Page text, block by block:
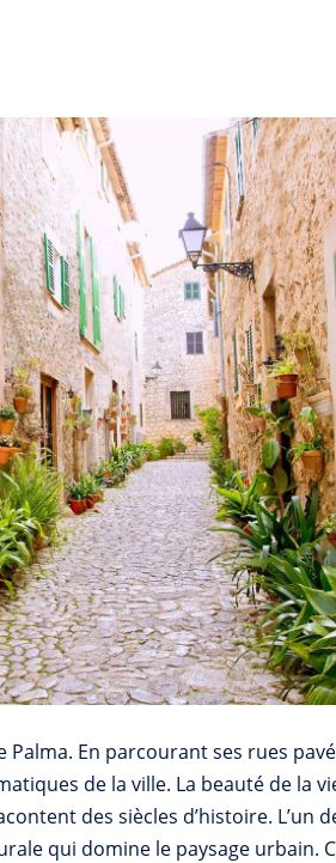
En parcourant ses rues
de la ville. La beauté de la
des siècles d’histoire. L’un
qui domine le paysage urbain.